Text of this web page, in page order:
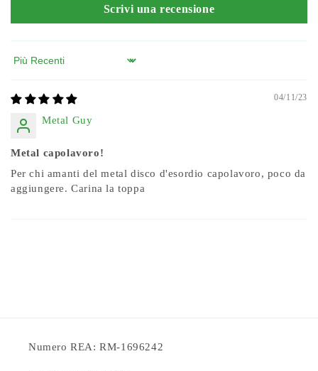
Scrivi una recensione
Sort by
04/11/23
Metal Guy
Metal capolavoro!
Per chi amanti del metal disco d'esordio capolavoro, poco da
aggiungere. Carina la toppa
Numero REA: RM-1696242